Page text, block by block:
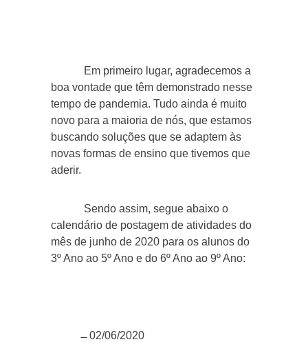
Em primeiro lugar, agradecemos a
boa vontade que têm demonstrado nesse
tempo de pandemia. Tudo ainda é muito
novo para a maioria de nós, que estamos
buscando soluções que se adaptem às
novas formas de ensino que tivemos que
aderir.
Sendo assim, segue abaixo o
calendário de postagem de atividades do
mês de junho de 2020 para os alunos do
3º Ano ao 5º Ano e do 6º Ano ao 9º Ano:
̶ 02/06/2020